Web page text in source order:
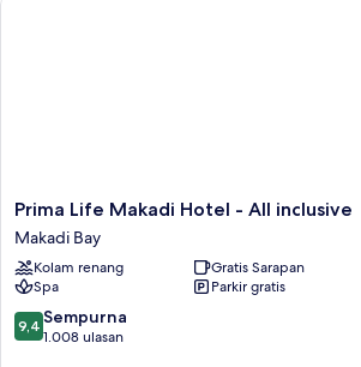
Prima
Life
Makadi
Hotel
-
All
inclusive
Prima Life Makadi Hotel - All inclusive
Makadi Bay
Kolam renang
Gratis Sarapan
Spa
Parkir gratis
9.4
dari
9,4 Sempurna
1.008 ulasan